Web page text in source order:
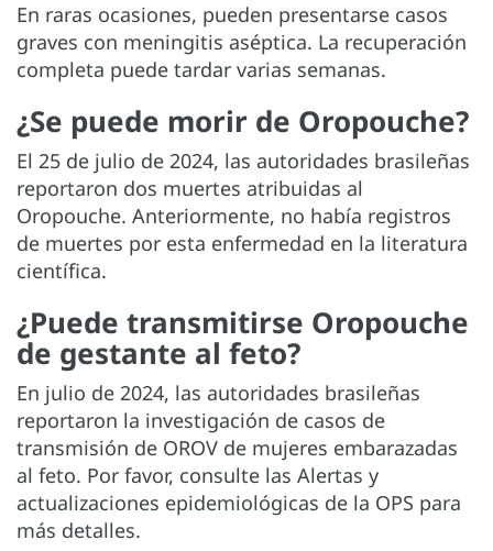
En raras ocasiones, pueden presentarse casos
graves con meningitis aséptica. La recuperación
completa puede tardar varias semanas.
¿Se puede morir de Oropouche?
El 25 de julio de 2024, las autoridades brasileñas
reportaron dos muertes atribuidas al
Oropouche. Anteriormente, no había registros
de muertes por esta enfermedad en la literatura
científica.
¿Puede transmitirse Oropouche
de gestante al feto?
En julio de 2024, las autoridades brasileñas
reportaron la investigación de casos de
transmisión de OROV de mujeres embarazadas
al feto. Por favor, consulte las Alertas y
actualizaciones epidemiológicas de la OPS para
más detalles.